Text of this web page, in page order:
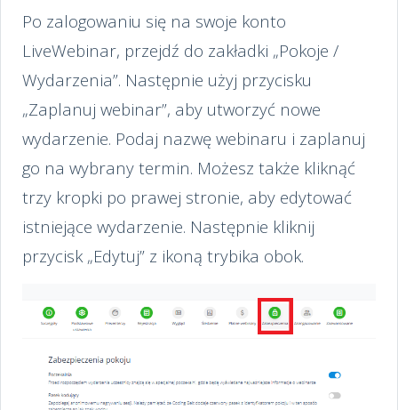
Po zalogowaniu się na swoje konto
LiveWebinar, przejdź do zakładki „Pokoje /
Wydarzenia”. Następnie użyj przycisku
„Zaplanuj webinar”, aby utworzyć nowe
wydarzenie. Podaj nazwę webinaru i zaplanuj
go na wybrany termin. Możesz także kliknąć
trzy kropki po prawej stronie, aby edytować
istniejące wydarzenie. Następnie kliknij
przycisk „Edytuj” z ikoną trybika obok.